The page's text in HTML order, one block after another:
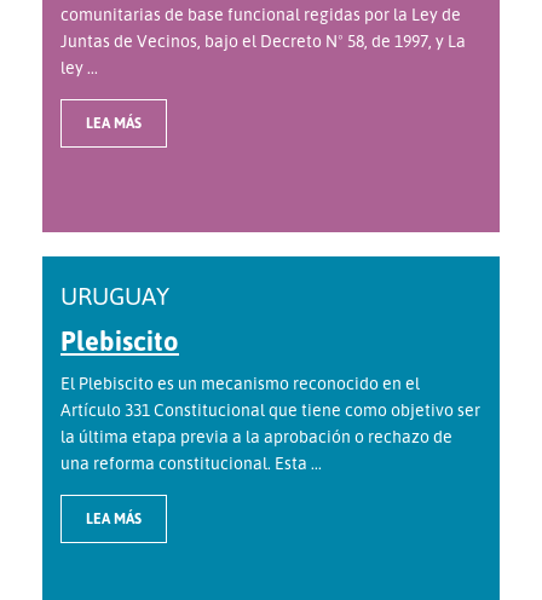
comunitarias de base funcional regidas por la Ley de
Juntas de Vecinos, bajo el Decreto Nº 58, de 1997, y La
ley ...
LEA MÁS
URUGUAY
Plebiscito
El Plebiscito es un mecanismo reconocido en el
Artículo 331 Constitucional que tiene como objetivo ser
la última etapa previa a la aprobación o rechazo de
una reforma constitucional. Esta ...
LEA MÁS